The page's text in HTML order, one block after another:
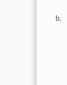
b.